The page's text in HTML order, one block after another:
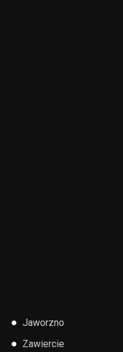
● Jaworzno
● Zawiercie